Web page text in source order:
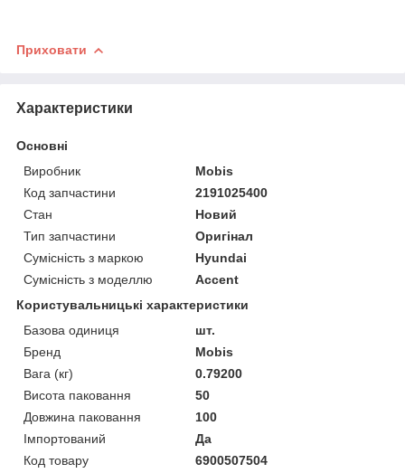
Приховати
Характеристики
Основні
Виробник
Mobis
Код запчастини
2191025400
Стан
Новий
Тип запчастини
Оригінал
Сумісність з маркою
Hyundai
Сумісність з моделлю
Accent
Користувальницькі характеристики
Базова одиниця
шт.
Бренд
Mobis
Вага (кг)
0.79200
Висота паковання
50
Довжина паковання
100
Імпортований
Да
Код товару
6900507504